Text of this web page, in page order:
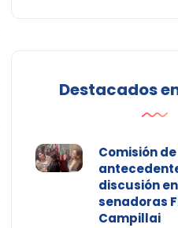
Destacados
Comisión
discusión
senadoras
Campillai